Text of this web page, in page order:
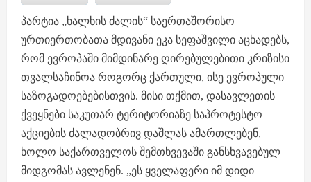
პარტია „ხალხის ძალის“ საერთაშორისო
ურთიერთობათა მდივანი ეკა სეფაშვილი აცხადებს,
რომ ევროპაში მიმდინარე ღირებულებითი კრიზისი
თვალსაჩინოა როგორც ქართული, ისე ევროპული
საზოგადოებებისთვის. მისი თქმით, დასავლეთის
ქვეყნები საკუთარ ტერიტორიაზე საპროტესტო
აქციების ძალადობრივ დაშლას ამართლებენ,
ხოლო საქართველოს შემთხვევაში განსხვავებულ
მიდგომას ავლენენ. „ეს ყველაფერი იმ დიდი